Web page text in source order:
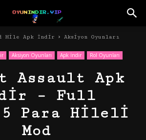
Hile Apk İndir Aksiyon Oyunları
Aksiyon Oyunları Apk İndir Rol Oyunları
Assault Apk
– Full
Para Hileli
Mod